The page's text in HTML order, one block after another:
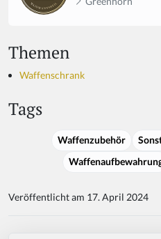
Themen
Waffenschrank
Tags
Waffenzubehör
Veröffentlicht am 17. April 2024